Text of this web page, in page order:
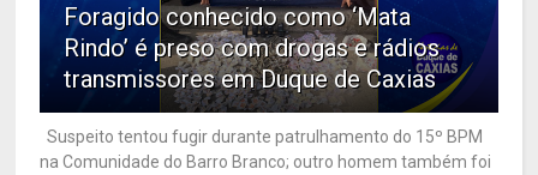
Foragido conhecido como ‘Mata
Rindo’ é preso com drogas e rádios
transmissores em Duque de Caxias
Suspeito tentou fugir durante patrulhamento do 15º BPM
na Comunidade do Barro Branco; outro homem também foi